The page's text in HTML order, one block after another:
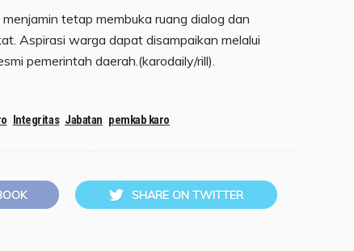
tetap membuka ruang dialog dan
Aspirasi warga dapat disampaikan melalui
pemerintah daerah.(karodaily/rill).
Integritas Jabatan pemkab karo
SHARE ON TWITTER